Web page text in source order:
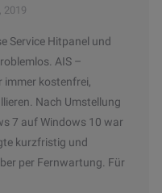
2019
Service Hitpanel und
AIS –
immer kostenfrei,
Nach Umstellung
7 auf Windows 10 war
kurzfristig und
per Fernwartung. Für